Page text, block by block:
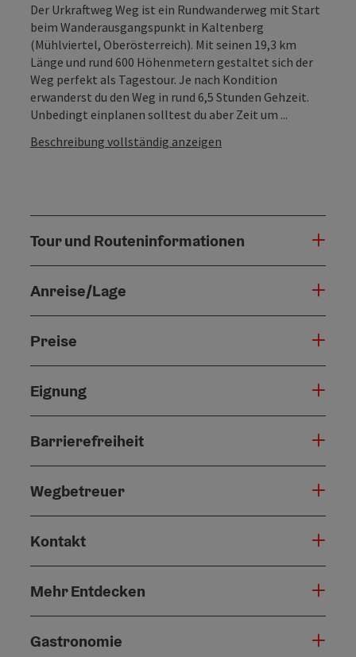
Der Urkraftweg Weg ist ein Rundwanderweg mit Start
beim Wanderausgangspunkt in Kaltenberg
(Mühlviertel, Oberösterreich). Mit seinen 19,3 km
Länge und rund 600 Höhenmetern gestaltet sich der
Weg perfekt als Tagestour. Je nach Kondition
erwanderst du den Weg in rund 6,5 Stunden Gehzeit.
Unbedingt einplanen solltest du aber Zeit um ...
Beschreibung vollständig anzeigen
Tour und Routeninformationen
Anreise/Lage
Preise
Eignung
Barrierefreiheit
Wegbetreuer
Kontakt
Mehr Entdecken
Gastronomie